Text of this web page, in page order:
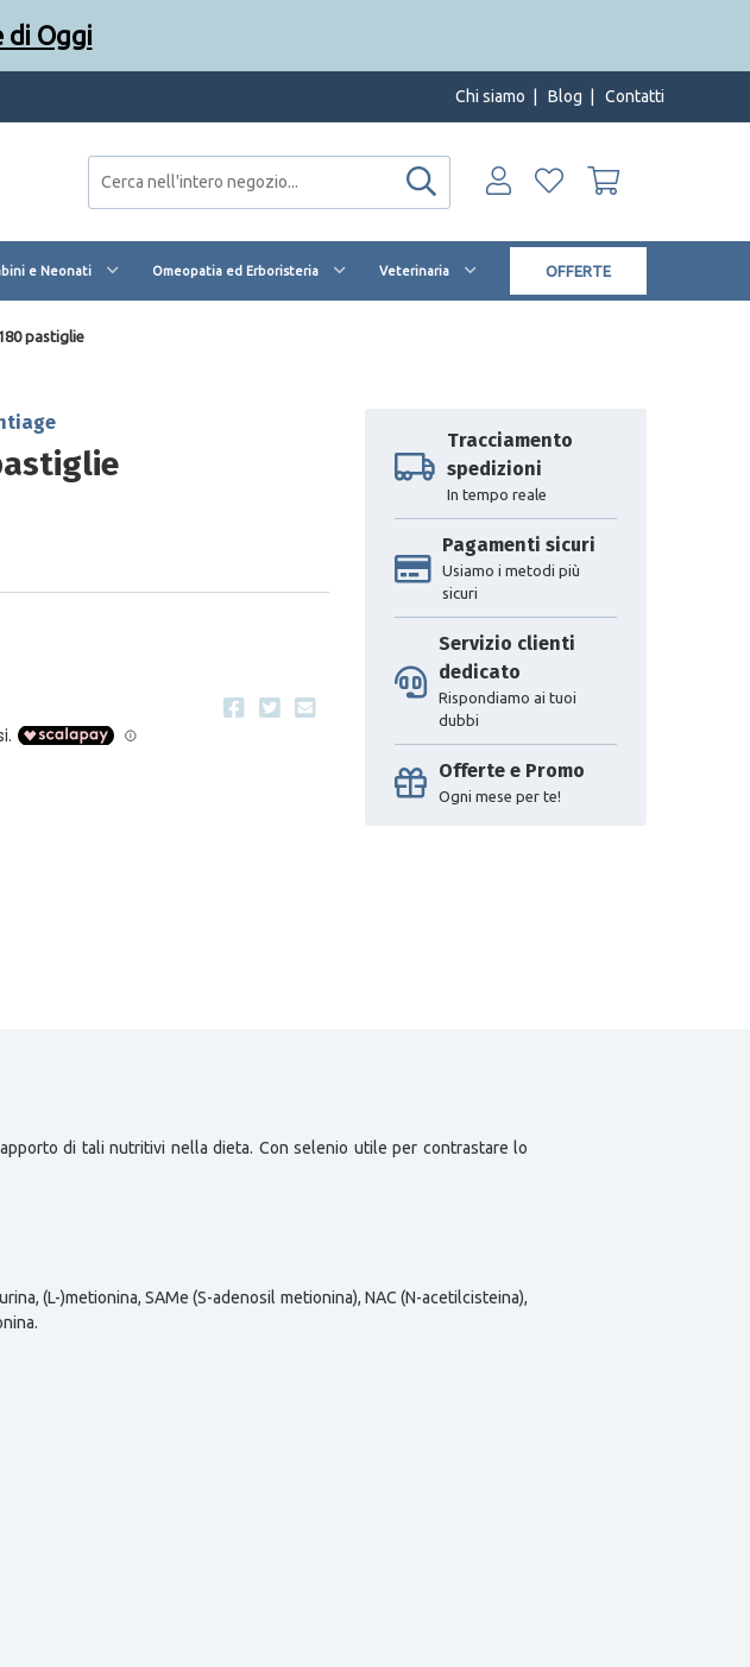
Chi siamo Blog Contatti
e Neonati Omeopatia ed Erboristeria Veterinaria OFFERTE
pastiglie
Tracciamento
spedizioni
In tempo reale
Pagamenti sicuri
Usiamo i metodi più
sicuri
Servizio clienti
dedicato
Rispondiamo ai tuoi
dubbi
Offerte e Promo
Ogni mese per te!
di tali nutritivi nella dieta. Con selenio utile per contrastare lo
(L-)metionina, SAMe (S-adenosil metionina), NAC (N-acetilcisteina),
Oggi